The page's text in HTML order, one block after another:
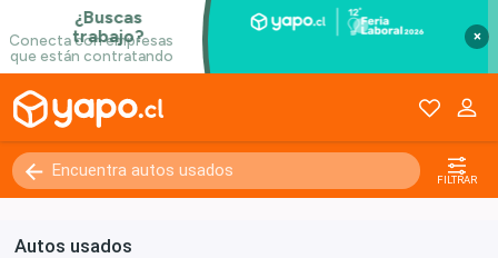
×
FILTRAR
Autos usados